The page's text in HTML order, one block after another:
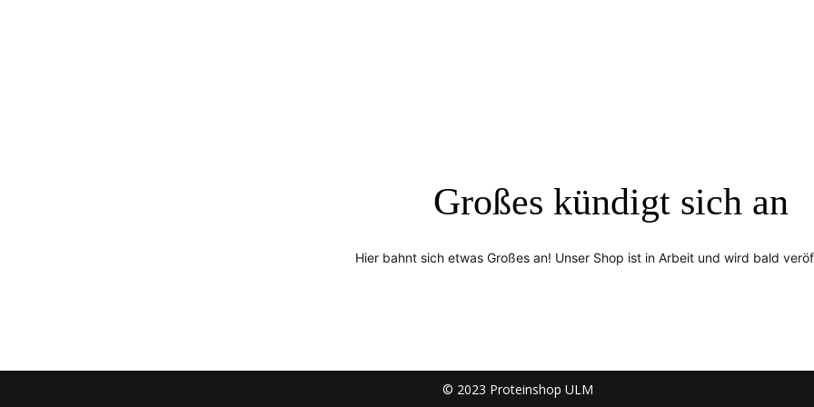
Großes kündigt sich an
Hier bahnt sich etwas Großes an! Unser Shop ist in Arbeit und wird bald
© 2023 Proteinshop ULM